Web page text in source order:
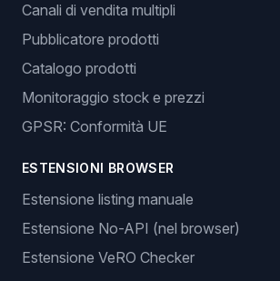
Canali di vendita multipli
Pubblicatore prodotti
Catalogo prodotti
Monitoraggio stock e prezzi
GPSR: Conformità UE
ESTENSIONI BROWSER
Estensione listing manuale
Estensione No-API (nel browser)
Estensione VeRO Checker